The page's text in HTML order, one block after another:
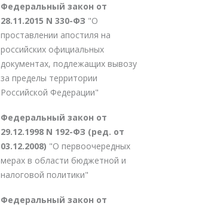
Федеральный закон от
28.11.2015 N 330-ФЗ "О
проставлении апостиля на
российских официальных
документах, подлежащих вывозу
за пределы территории
Российской Федерации"
Федеральный закон от
29.12.1998 N 192-ФЗ (ред. от
03.12.2008) "О первоочередных
мерах в области бюджетной и
налоговой политики"
Федеральный закон от